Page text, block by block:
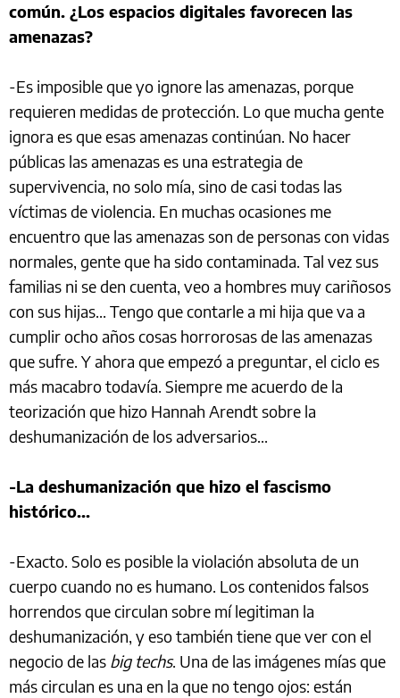
común. ¿Los espacios digitales favorecen las
amenazas?
-Es imposible que yo ignore las amenazas, porque
requieren medidas de protección. Lo que mucha gente
ignora es que esas amenazas continúan. No hacer
públicas las amenazas es una estrategia de
supervivencia, no solo mía, sino de casi todas las
víctimas de violencia. En muchas ocasiones me
encuentro que las amenazas son de personas con vidas
normales, gente que ha sido contaminada. Tal vez sus
familias ni se den cuenta, veo a hombres muy cariñosos
con sus hijas... Tengo que contarle a mi hija que va a
cumplir ocho años cosas horrorosas de las amenazas
que sufre. Y ahora que empezó a preguntar, el ciclo es
más macabro todavía. Siempre me acuerdo de la
teorización que hizo Hannah Arendt sobre la
deshumanización de los adversarios...
-La deshumanización que hizo el fascismo
histórico...
-Exacto. Solo es posible la violación absoluta de un
cuerpo cuando no es humano. Los contenidos falsos
horrendos que circulan sobre mí legitiman la
deshumanización, y eso también tiene que ver con el
negocio de las big techs. Una de las imágenes mías que
más circulan es una en la que no tengo ojos: están